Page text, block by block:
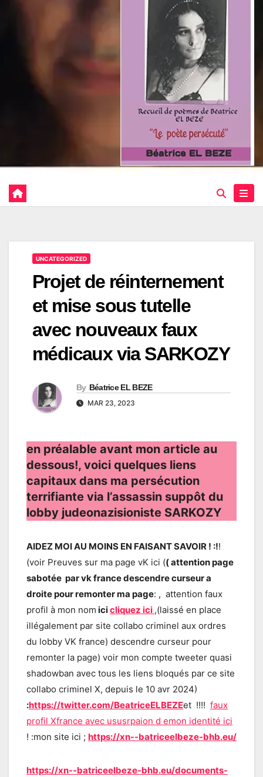
UNCATEGORIZED
Projet de réinternement
et mise sous tutelle
avec nouveaux faux
médicaux via SARKOZY
By Béatrice EL BEZE
MAR 23, 2023
en préalable avant mon article au
dessous!, voici quelques liens
capitaux dans ma persécution
terrifiante via l’assassin suppôt du
lobby judeonazisioniste SARKOZY
AIDEZ MOI AU MOINS EN FAISANT SAVOIR ! :!!
(voir Preuves sur ma page vK ici (( attention page
sabotée par vk france descendre curseur a
droite pour remonter ma page: , attention faux
profil à mon nom icicliquez ici ,(laissé en place
illégalement par site collabo criminel aux ordres
du lobby VK france) descendre curseur pour
remonter la page) voir mon compte tweeter quasi
shadowban avec tous les liens bloqués par ce site
collabo criminel X, depuis le 10 avr 2024)
:https://twitter.com/BeatriceELBEZEet !!!! faux
profil Xfrance avec ususrpaion d emon identité ici
! :mon site ici ; https://xn--batriceelbeze-bhb.eu/
https://xn--batriceelbeze-bhb.eu/documents-